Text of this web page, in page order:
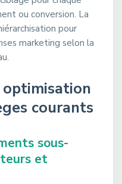
ou conversion. La
pour
marketing selon la
courants
sous-
et